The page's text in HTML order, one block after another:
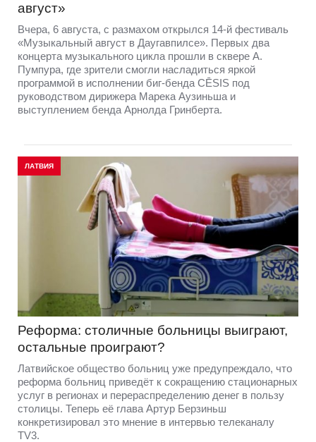
август»
Вчера, 6 августа, с размахом открылся 14-й фестиваль
«Музыкальный август в Даугавпилсе». Первых два
концерта музыкального цикла прошли в сквере А.
Пумпура, где зрители смогли насладиться яркой
программой в исполнении биг-бенда CĒSIS под
руководством дирижера Марека Аузиньша и
выступлением бенда Арнолда Гринберта.
ЛАТВИЯ
Реформа: столичные больницы выиграют,
остальные проиграют?
Латвийское общество больниц уже предупреждало, что
реформа больниц приведёт к сокращению стационарных
услуг в регионах и перераспределению денег в пользу
столицы. Теперь её глава Артур Берзиньш
конкретизировал это мнение в интервью телеканалу
TV3.